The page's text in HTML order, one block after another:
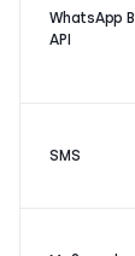
WhatsApp
API
SMS